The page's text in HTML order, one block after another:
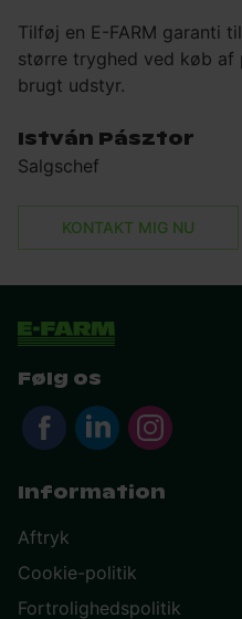
Tilføj en E-FARM garanti
større tryghed ved køb af
brugt udstyr.
István Pásztor
Salgschef
KONTAKT MIG NU
Følg os
Information
Aftryk
Cookie-politik
Fortrolighedspolitik